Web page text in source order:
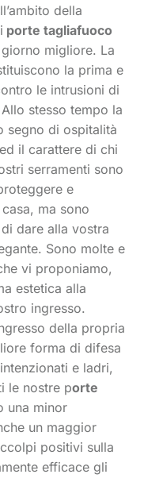
della
porte tagliafuoco
migliore. La
la prima e
le intrusioni di
stesso tempo la
segno di ospitalità
il carattere di chi
serramenti sono
e
ma sono
dare alla vostra
Sono molte e
vi proponiamo,
estetica alla
ingresso.
della propria
forma di difesa
e ladri,
le nostre porte
una minor
un maggior
positivi sulla
efficace gli